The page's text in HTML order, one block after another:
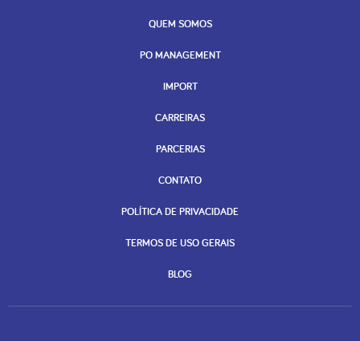
QUEM SOMOS
PO MANAGEMENT
IMPORT
CARREIRAS
PARCERIAS
CONTATO
POLÍTICA DE PRIVACIDADE
TERMOS DE USO GERAIS
BLOG